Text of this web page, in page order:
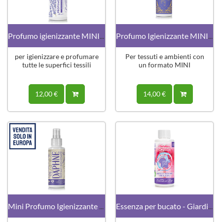
per igienizzare e profumare
tutte le superfici tessili
12,00 €
Per tessuti e ambienti con
un formato MINI
14,00 €
Mini Profumo Igienizzante · DAPHNE Essenza per bucato - Giardino in fiore